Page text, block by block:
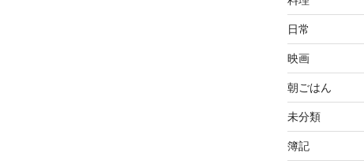
日常
映画
朝ごはん
未分類
簿記